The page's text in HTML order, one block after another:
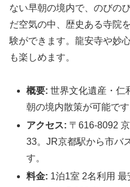
ない早朝の境内で、のびの
だ空気の中、歴史ある寺院
験ができます。龍安寺や妙
も楽しめます。
概要: 世界文化遺産・仁
朝の境内散策が可能です
アクセス: 〒616-8092
33。JR京都駅から市バ
す。
料金: 1泊1室 2名利用